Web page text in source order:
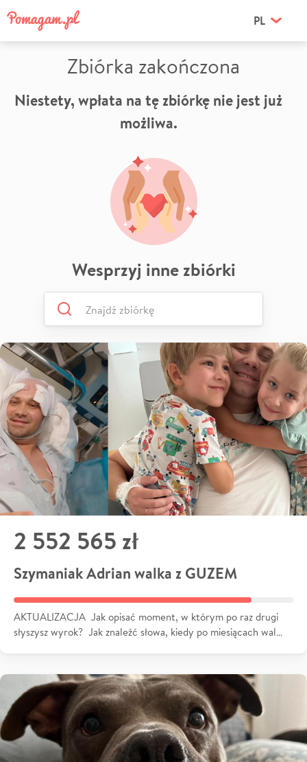
PL
Zbiórka zakończona
Niestety, wpłata na tę zbiórkę nie jest już
możliwa.
Wesprzyj inne zbiórki
2 552 565 zł
Szymaniak Adrian walka z GUZEM
AKTUALIZACJA Jak opisać moment, w którym po raz drugi
słyszysz wyrok? Jak znaleźć słowa, kiedy po miesiącach wal…